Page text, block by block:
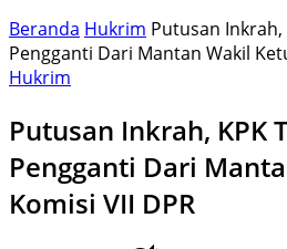
Beranda Hukrim Putusan Inkrah,
Pengganti Dari Mantan Wakil
Hukrim
Putusan Inkrah, KPK
Pengganti Dari
Komisi VII DPR